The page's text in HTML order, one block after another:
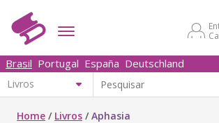
Brasil Portugal España Deutschland
Home / Livros /Aphasia